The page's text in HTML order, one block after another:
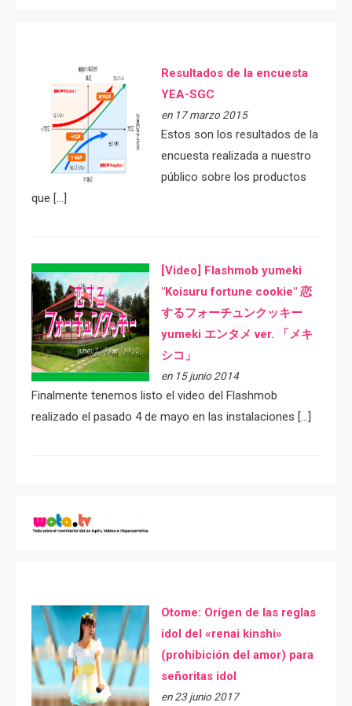
Resultados de la encuesta
YEA-SGC
en 17 marzo 2015
Estos son los resultados de la
encuesta realizada a nuestro
público sobre los productos
que […]
[Video] Flashmob yumeki
"Koisuru fortune cookie" 恋
するフォーチュンクッキー
yumeki エンタメ ver. 「メキ
シコ」
en 15 junio 2014
Finalmente tenemos listo el video del Flashmob
realizado el pasado 4 de mayo en las instalaciones […]
Otome: Orígen de las reglas
idol del «renai kinshi»
(prohibición del amor) para
señoritas idol
en 23 junio 2017